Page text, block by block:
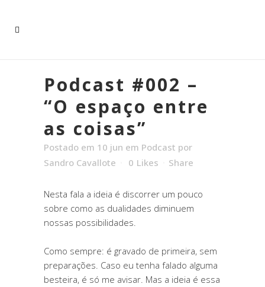
Podcast #002 –
“O espaço entre
as coisas”
Postado em 10 jun em Podcast por
Sandro Cavallote
0 Likes Share
Nesta fala a ideia é discorrer um pouco
sobre como as dualidades diminuem
nossas possibilidades.
Como sempre: é gravado de primeira, sem
preparações. Caso eu tenha falado alguma
besteira, é só me avisar. Mas a ideia é essa